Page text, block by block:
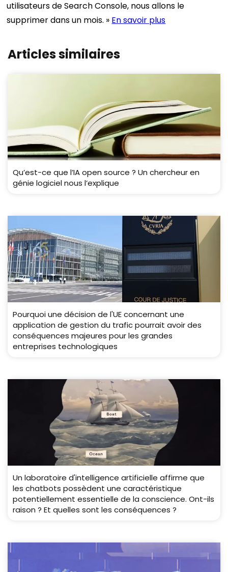
utilisateurs de Search Console, nous allons le
supprimer dans un mois. » En savoir plus
Articles similaires
Qu’est-ce que l’IA open source ? Un chercheur en
génie logiciel nous l’explique
Pourquoi une décision de l'UE concernant une
application de gestion du trafic pourrait avoir des
conséquences majeures pour les grandes
entreprises technologiques
Un laboratoire d'intelligence artificielle affirme que
les chatbots possèdent une caractéristique
potentiellement essentielle de la conscience. Ont-ils
raison ? Et quelles sont les conséquences ?